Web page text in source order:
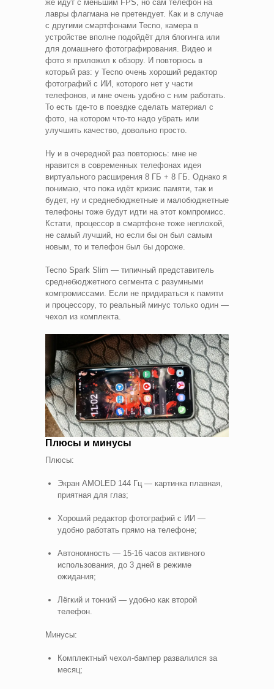
же идут с меньшим FPS, но сам телефон на
лавры флагмана не претендует. Как и в случае
с другими смартфонами Tecno, камера в
устройстве вполне подойдёт для блогинга или
для домашнего фотографирования. Видео и
фото я приложил к обзору. И повторюсь в
который раз: у Tecno очень хороший редактор
фотографий с ИИ, которого нет у части
телефонов, и мне очень удобно с ним работать.
То есть где-то в поездке сделать материал с
фото, на котором что-то надо убрать или
улучшить качество, довольно просто.
Ну и в очередной раз повторюсь: мне не
нравится в современных телефонах идея
виртуального расширения 8 ГБ + 8 ГБ. Однако я
понимаю, что пока идёт кризис памяти, так и
будет, ну и среднебюджетные и малобюджетные
телефоны тоже будут идти на этот компромисс.
Кстати, процессор в смартфоне тоже неплохой,
не самый лучший, но если бы он был самым
новым, то и телефон был бы дороже.
Tecno Spark Slim — типичный представитель
среднебюджетного сегмента с разумными
компромиссами. Если не придираться к памяти
и процессору, то реальный минус только один —
чехол из комплекта.
Плюсы и минусы
Плюсы:
Экран AMOLED 144 Гц — картинка плавная,
приятная для глаз;
Хороший редактор фотографий с ИИ —
удобно работать прямо на телефоне;
Автономность — 15-16 часов активного
использования, до 3 дней в режиме
ожидания;
Лёгкий и тонкий — удобно как второй
телефон.
Минусы:
Комплектный чехол-бампер развалился за
месяц;